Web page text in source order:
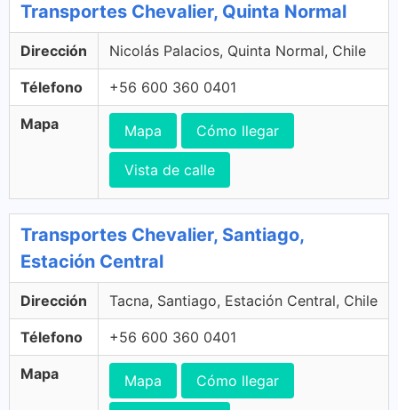
Transportes Chevalier, Quinta Normal
Dirección Nicolás Palacios, Quinta Normal, Chile
Télefono +56 600 360 0401
Mapa Mapa Cómo llegar
Vista de calle
Transportes Chevalier, Santiago,
Estación Central
Dirección Tacna, Santiago, Estación Central, Chile
Télefono +56 600 360 0401
Mapa Mapa Cómo llegar